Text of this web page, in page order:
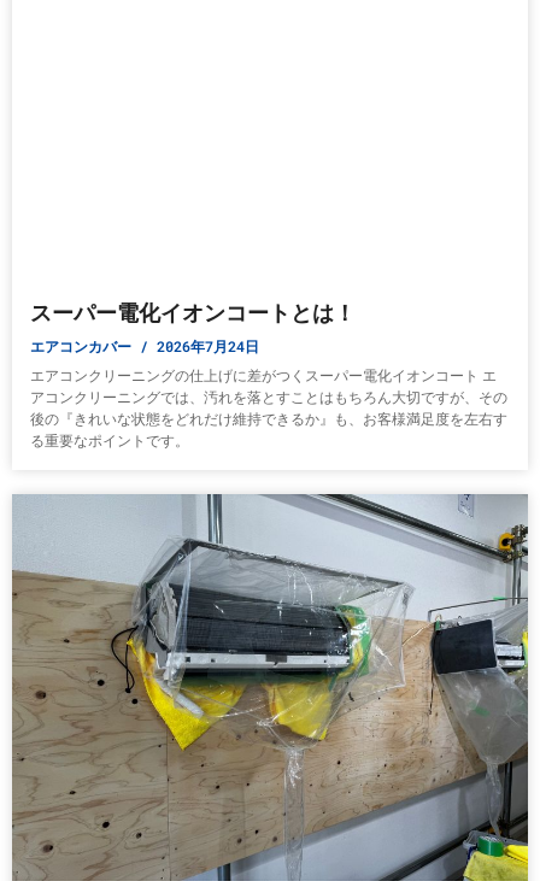
スーパー電化イオンコートとは！
エアコンカバー 2026年7月24日
エアコンクリーニングの仕上げに差がつくスーパー電化イオンコート エ
アコンクリーニングでは、汚れを落とすことはもちろん大切ですが、その
後の『きれいな状態をどれだけ維持できるか』も、お客様満足度を左右す
る重要なポイントです。